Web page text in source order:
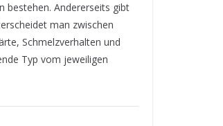
bestehen. Andererseits gibt
man zwischen
Schmelzverhalten und
Typ vom jeweiligen